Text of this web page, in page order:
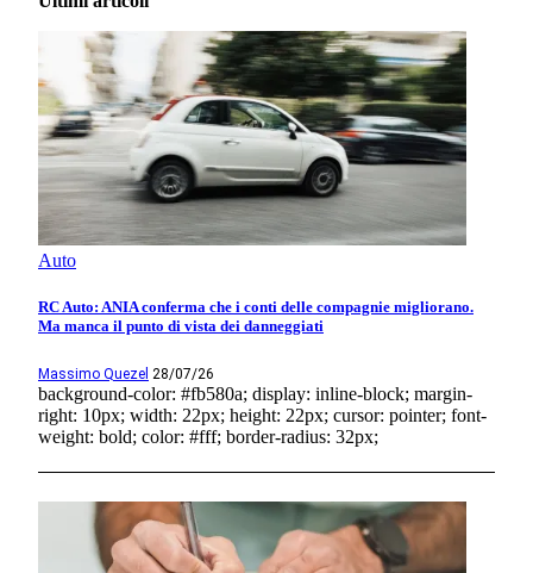
Auto
RC Auto: ANIA conferma che i conti delle compagnie migliorano.
Ma manca il punto di vista dei danneggiati
Massimo Quezel 28/07/26
background-color: #fb580a; display: inline-block; margin-
right: 10px; width: 22px; height: 22px; cursor: pointer; font-
weight: bold; color: #fff; border-radius: 32px;